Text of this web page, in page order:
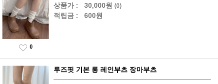
상품가 : 30,000원 (0)
적립금 : 600원
0
루즈핏 기본 롱 레인부츠 장마부츠